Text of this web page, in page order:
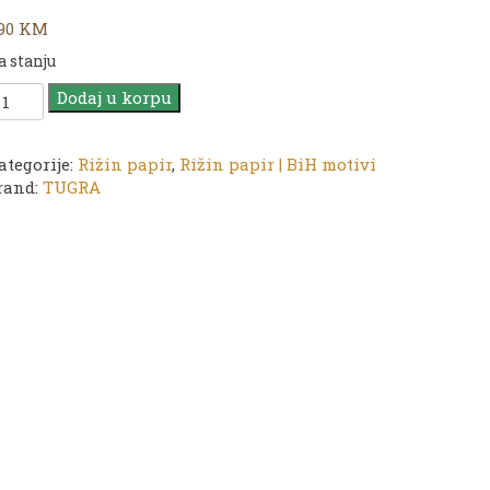
KM
stanju
Dodaj u korpu
Rižin papir, Rižin papir | BiH motivi
TUGRA